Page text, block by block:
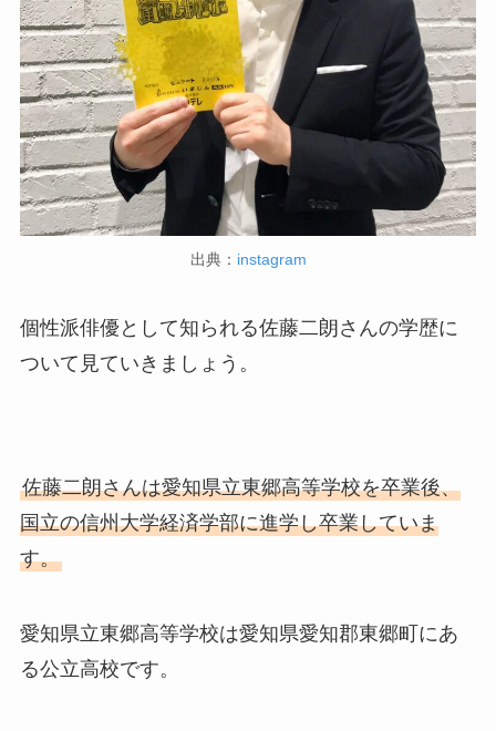
出典： instagram
個性派俳優として知られる佐藤二朗さんの学歴に
ついて見ていきましょう。
佐藤二朗さんは愛知県立東郷高等学校を卒業後、
国立の信州大学経済学部に進学し卒業していま
す。
愛知県立東郷高等学校は愛知県愛知郡東郷町にあ
る公立高校です。